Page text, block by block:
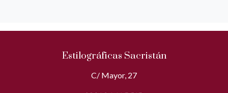
Estilográficas Sacristán
C/ Mayor, 27